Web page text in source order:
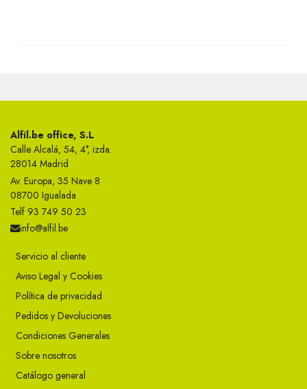
Alfil.be office, S.L
Calle Alcalá, 54, 4°, izda.
28014 Madrid
Av. Europa, 35 Nave 8
08700 Igualada
Telf 93 749 50 23
info@alfil.be
Servicio al cliente
Aviso Legal y Cookies
Política de privacidad
Pedidos y Devoluciones
Condiciones Generales
Sobre nosotros
Catálogo general